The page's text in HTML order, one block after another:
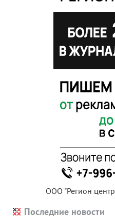
ООО "Регион
Последние новости